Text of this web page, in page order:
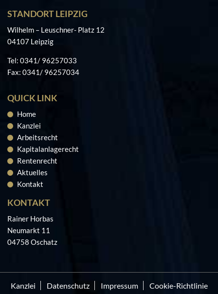
STANDORT LEIPZIG
Wilhelm – Leuschner- Platz 12
04107 Leipzig
Tel: 0341/ 96257033
Fax: 0341/ 96257034
QUICK LINK
Home
Kanzlei
Arbeitsrecht
Kapitalanlagerecht
Rentenrecht
Aktuelles
Kontakt
KONTAKT
Rainer Horbas
Neumarkt 11
04758 Oschatz
Kanzlei Datenschutz Impressum
Cookie-Richtlinie